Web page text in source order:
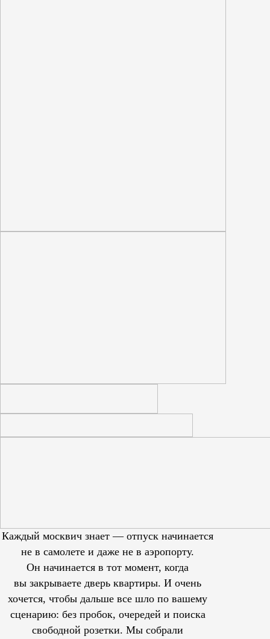
Каждый москвич знает — отпуск начинается
не в самолете и даже не в аэропорту.
Он начинается в тот момент, когда
вы закрываете дверь квартиры. И очень
хочется, чтобы дальше все шло по вашему
сценарию: без пробок, очередей и поиска
свободной розетки. Мы собрали